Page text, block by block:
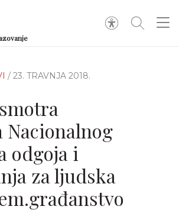
/ 23. TRAVNJA 2018.
Nacionalnog
odgoja i
za ljudska